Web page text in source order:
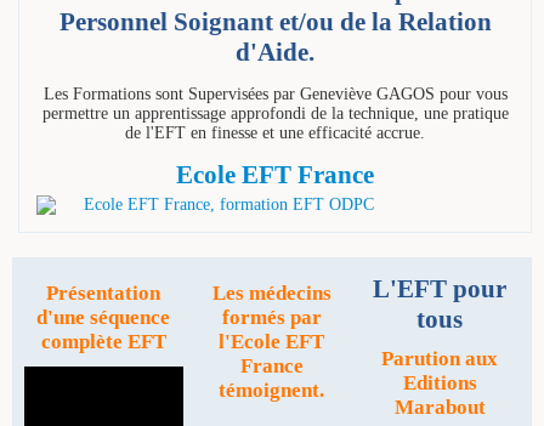
Personnel Soignant et/ou de la Relation
d'Aide.
Les Formations sont Supervisées par Geneviève GAGOS pour vous
permettre un apprentissage approfondi de la technique, une pratique
de l'EFT en finesse et une efficacité accrue.
Ecole EFT France
Présentation
d'une séquence
complète EFT
Les médecins
formés par
l'Ecole EFT
France
témoignent.
L'EFT pour
tous
Parution aux
Editions
Marabout